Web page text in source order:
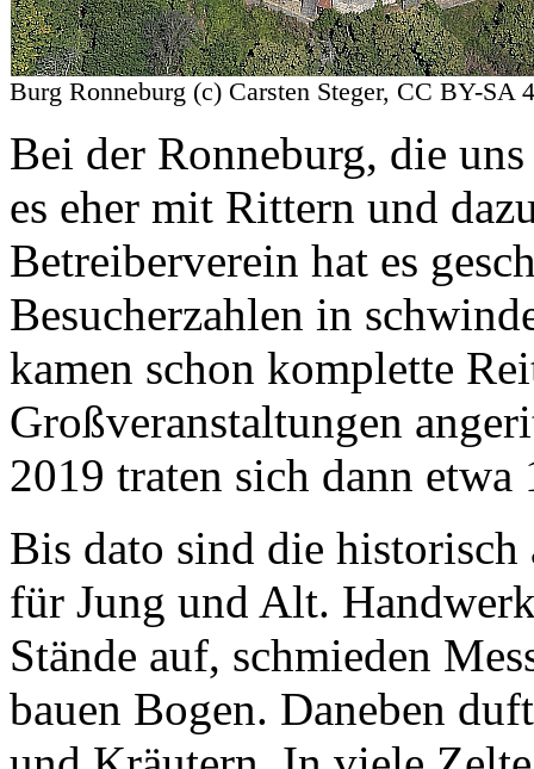
Burg Ronneburg (c) Carsten Steger, CC BY-SA
Bei der Ronneburg, die
es eher mit Rittern und
Betreiberverein hat es
Besucherzahlen in
kamen schon komplette
Großveranstaltungen
2019 traten sich dann
Bis dato sind die
für Jung und Alt.
Stände auf, schmieden
bauen Bogen. Daneben